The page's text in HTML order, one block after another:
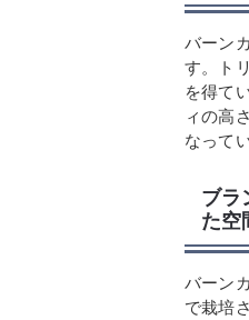
バーン
す。ト
を得て
ィの高
なって
ブラ
た空
バーン
で栽培